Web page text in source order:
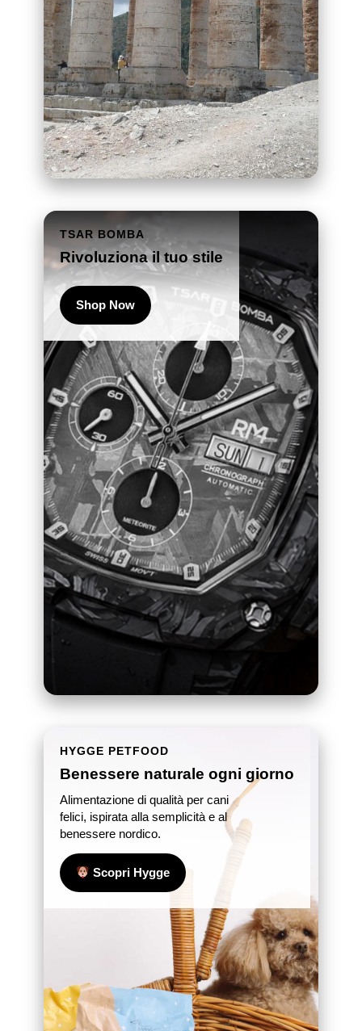
TSAR BOMBA
Rivoluziona il tuo stile
Shop Now
HYGGE PETFOOD
Benessere naturale ogni giorno
Alimentazione di qualità per cani
felici, ispirata alla semplicità e al
benessere nordico.
Scopri Hygge